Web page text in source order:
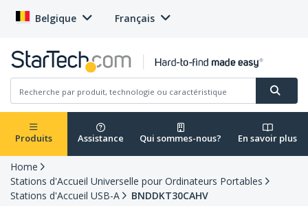
Belgique Français
Produits Assistance Qui sommes-nous? En savoir plus
Home
Stations d'Accueil Universelle pour Ordinateurs Portables
Stations d'Accueil USB-A
BNDDKT30CAHV